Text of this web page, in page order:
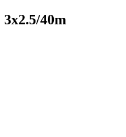
40m